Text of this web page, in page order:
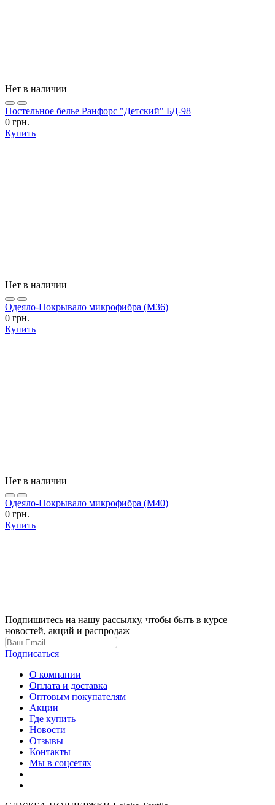
Нет в наличии
Постельное белье Ранфорс "Детский" БД-98
0 грн.
Купить
Нет в наличии
Одеяло-Покрывало микрофибра (М36)
0 грн.
Купить
Нет в наличии
Одеяло-Покрывало микрофибра (М40)
0 грн.
Купить
Подпишитесь на нашу рассылку, чтобы быть в курсе
новостей, акций и распродаж
Подписаться
О компании
Оплата и доставка
Оптовым покупателям
Акции
Где купить
Новости
Отзывы
Контакты
Мы в соцсетях